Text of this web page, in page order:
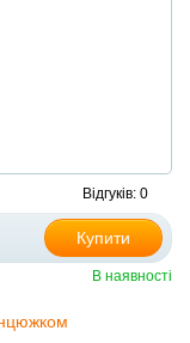
Відгуків: 0
Купити
В наявності